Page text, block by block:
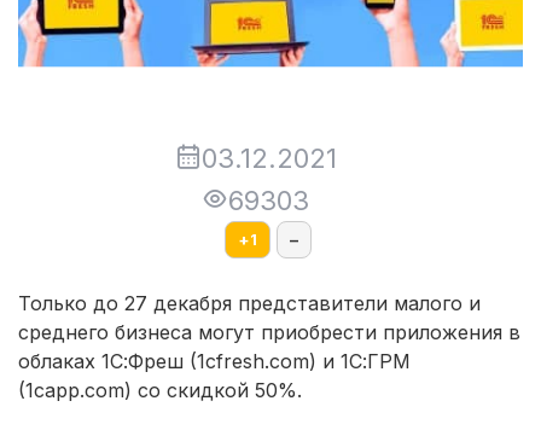
03.12.2021
69303
+1 –
Только до 27 декабря представители малого и
среднего бизнеса могут приобрести приложения в
облаках 1С:Фреш (1cfresh.com) и 1С:ГРМ
(1capp.com) со скидкой 50%.